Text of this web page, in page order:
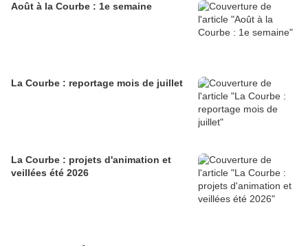
Août à la Courbe : 1e semaine
La Courbe : reportage mois de juillet
La Courbe : projets d'animation et
veillées été 2026